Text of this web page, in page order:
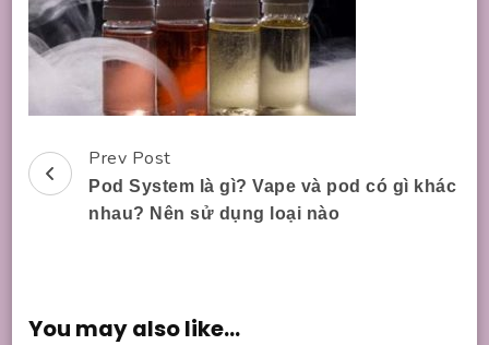
Post
Navigation
Prev Post
Pod System là gì? Vape và pod có gì khác
nhau? Nên sử dụng loại nào
You may also like...